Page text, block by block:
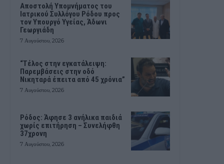
Αποστολή Υπομνήματος του
Ιατρικού Συλλόγου Ρόδου προς
τον Υπουργό Υγείας, Άδωνι
Γεωργιάδη
7 Αυγούστου, 2026
“Τέλος στην εγκατάλειψη:
Παρεμβάσεις στην οδό
Νικηταρά έπειτα από 45 χρόνια”
7 Αυγούστου, 2026
Ρόδος: Άφησε 3 ανήλικα παιδιά
χωρίς επιτήρηση – Συνελήφθη
37χρονη
7 Αυγούστου, 2026